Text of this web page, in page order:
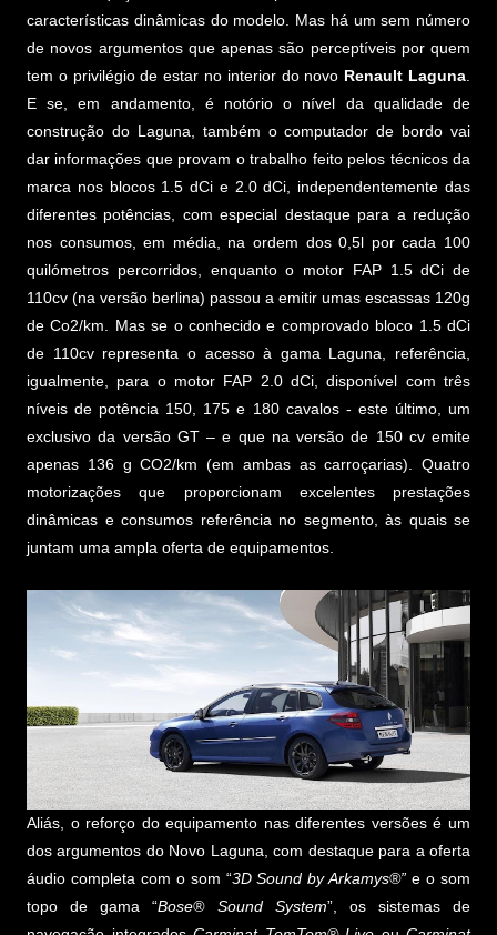
características dinâmicas do modelo. Mas há um sem número
de novos argumentos que apenas são perceptíveis por quem
tem o privilégio de estar no interior do novo Renault Laguna
E se, em andamento, é notório o nível da qualidade de
construção do Laguna, também o computador de bordo vai
dar informações que provam o trabalho feito pelos técnicos da
marca nos blocos 1.5 dCi e 2.0 dCi, independentemente das
diferentes potências, com especial destaque para a redução
nos consumos, em média, na ordem dos 0,5l por cada 100
quilómetros percorridos, enquanto o motor FAP 1.5 dCi de
110cv (na versão berlina) passou a emitir umas escassas 120g
de Co2/km. Mas se o conhecido e comprovado bloco 1.5 dCi
de 110cv representa o acesso à gama Laguna, referência,
igualmente, para o motor FAP 2.0 dCi, disponível com três
níveis de potência 150, 175 e 180 cavalos - este último, um
exclusivo da versão GT – e que na versão de 150 cv emite
apenas 136 g CO2/km (em ambas as carroçarias). Quatro
motorizações que proporcionam excelentes prestações
dinâmicas e consumos referência no segmento, às quais se
juntam uma ampla oferta de equipamentos.
Aliás, o reforço do equipamento nas diferentes versões é um
dos argumentos do Novo Laguna, com destaque para a oferta
áudio completa com o som “3D Sound by Arkamys®” e o som
topo de gama “Bose® Sound System”, os sistemas de